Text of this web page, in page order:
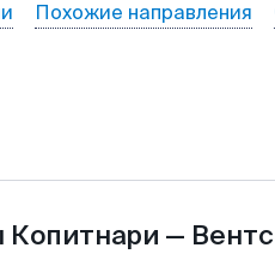
Похожие направления
Копитнари —